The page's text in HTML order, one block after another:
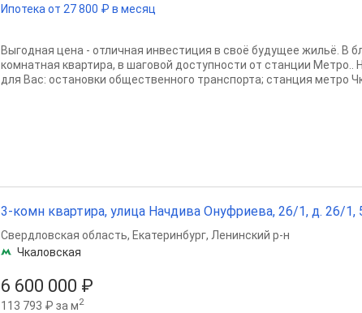
Ипотека от 27 800 ₽ в месяц
Выгодная цена - отличная инвестиция в своё будущее жильё. В
кoмнатнaя квартиpa, в шaгoвой доступноcти от cтанции Meтpo..
для Вас: остановки общественного транспорта; станция метро
3-комн квартира, улица Начдива Онуфриева, 26/1, д. 26/1,
6 600 000 ₽
113 793 ₽ за м2
Свердловская область, Екатеринбург, Ленинский р-н
Чкаловская